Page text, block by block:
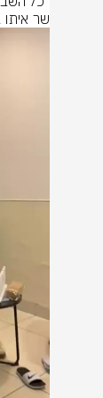
שר